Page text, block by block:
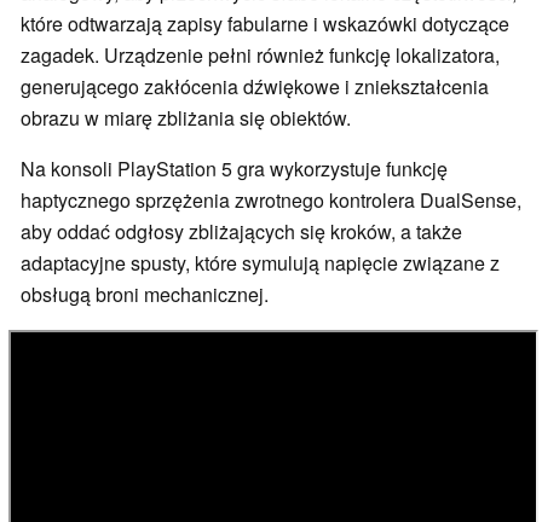
które odtwarzają zapisy fabularne i wskazówki dotyczące
zagadek. Urządzenie pełni również funkcję lokalizatora,
generującego zakłócenia dźwiękowe i zniekształcenia
obrazu w miarę zbliżania się obiektów.
Na konsoli PlayStation 5 gra wykorzystuje funkcję
haptycznego sprzężenia zwrotnego kontrolera DualSense,
aby oddać odgłosy zbliżających się kroków, a także
adaptacyjne spusty, które symulują napięcie związane z
obsługą broni mechanicznej.